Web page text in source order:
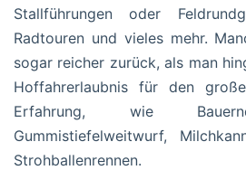
Stallführungen oder
Radtouren und vieles mehr.
sogar reicher zurück, als man
Hoffahrerlaubnis für den
Erfahrung, wie
Gummistiefelweitwurf,
Strohballenrennen.